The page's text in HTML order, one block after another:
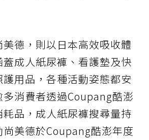
德，則以日本高效吸收體
成人紙尿褲、看護墊及快
用品，各種活動姿態都安
消費者透過Coupang酷澎
品，成人紙尿褲搜尋量持
美德於Coupang酷澎年度